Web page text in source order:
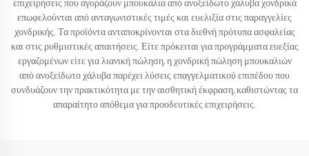
επιχειρήσεις που αγοράζουν μπουκάλια από ανοξείδωτο χάλυβα χονδρικά
επωφελούνται από ανταγωνιστικές τιμές και ευελιξία στις παραγγελίες
χονδρικής. Τα προϊόντα ανταποκρίνονται στα διεθνή πρότυπα ασφαλείας
και στις ρυθμιστικές απαιτήσεις. Είτε πρόκειται για προγράμματα ευεξίας
εργαζομένων είτε για λιανική πώληση, η χονδρική πώληση μπουκαλιών
από ανοξείδωτο χάλυβα παρέχει λύσεις επαγγελματικού επιπέδου που
συνδυάζουν την πρακτικότητα με την αισθητική έκφραση, καθιστώντας τα
απαραίτητο απόθεμα για προοδευτικές επιχειρήσεις.